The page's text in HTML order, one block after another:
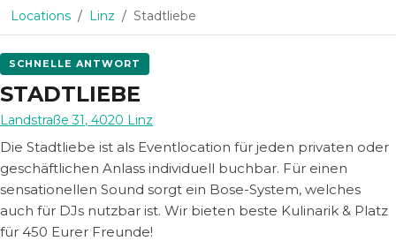
Locations Linz Stadtliebe
SCHNELLE ANTWORT
STADTLIEBE
Landstraße 31, 4020 Linz
Die Stadtliebe ist als Eventlocation für jeden privaten oder
geschäftlichen Anlass individuell buchbar. Für einen
sensationellen Sound sorgt ein Bose-System, welches
auch für DJs nutzbar ist. Wir bieten beste Kulinarik & Platz
für 450 Eurer Freunde!